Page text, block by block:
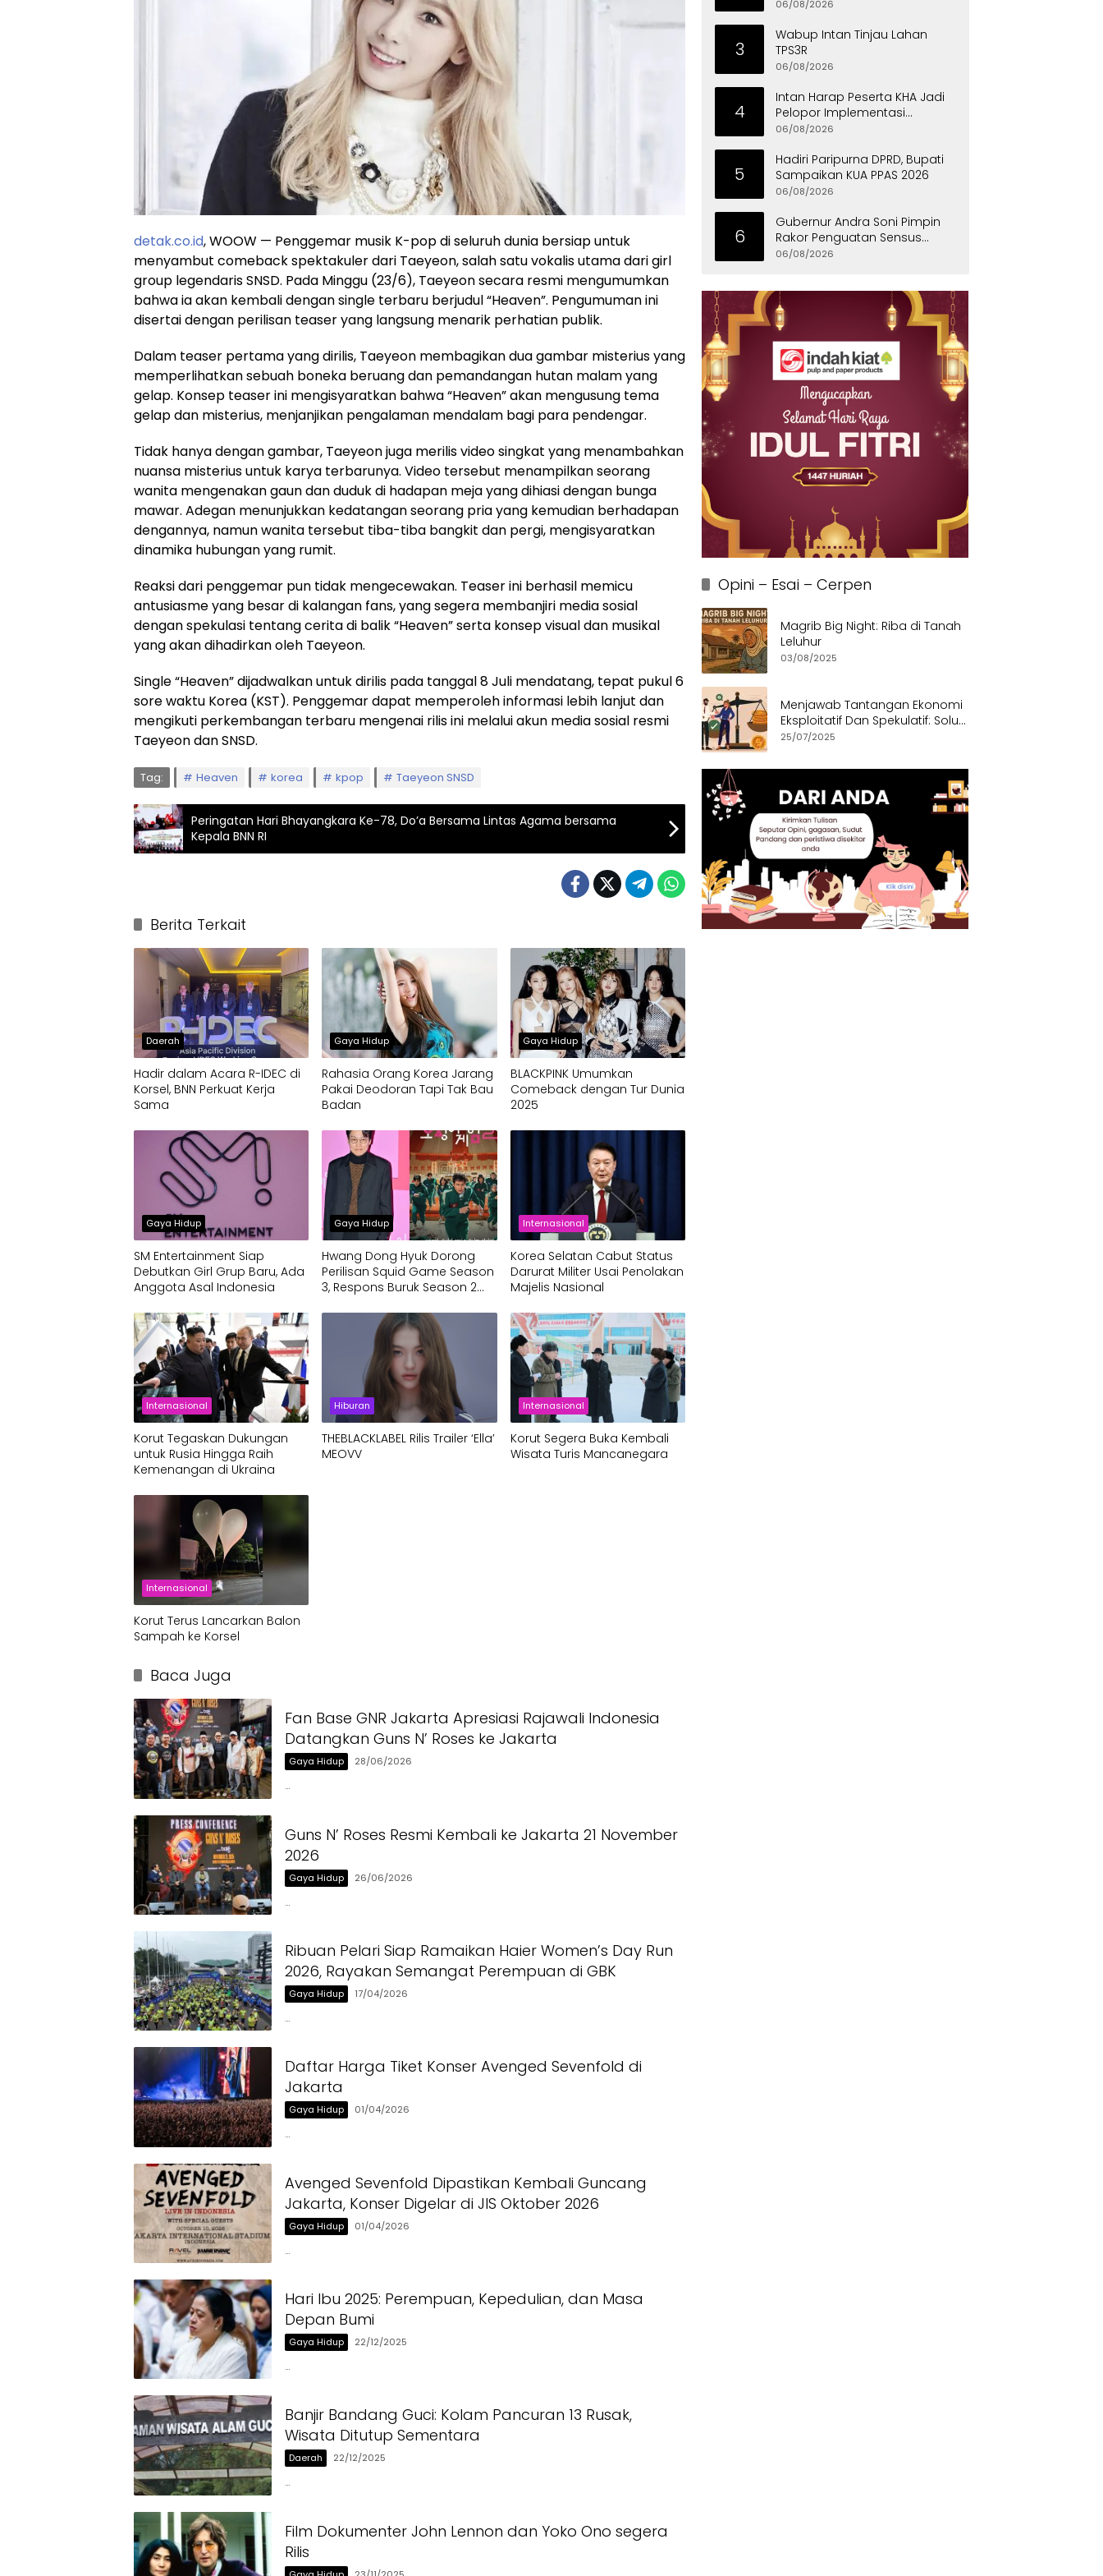
detak.co.id, WOOW — Penggemar musik K-pop di seluruh dunia bersiap untuk
menyambut comeback spektakuler dari Taeyeon, salah satu vokalis utama dari girl
group legendaris SNSD. Pada Minggu (23/6), Taeyeon secara resmi mengumumkan
bahwa ia akan kembali dengan single terbaru berjudul “Heaven”. Pengumuman ini
disertai dengan perilisan teaser yang langsung menarik perhatian publik.
Dalam teaser pertama yang dirilis, Taeyeon membagikan dua gambar misterius yang
memperlihatkan sebuah boneka beruang dan pemandangan hutan malam yang
gelap. Konsep teaser ini mengisyaratkan bahwa “Heaven” akan mengusung tema
gelap dan misterius, menjanjikan pengalaman mendalam bagi para pendengar.
Tidak hanya dengan gambar, Taeyeon juga merilis video singkat yang menambahkan
nuansa misterius untuk karya terbarunya. Video tersebut menampilkan seorang
wanita mengenakan gaun dan duduk di hadapan meja yang dihiasi dengan bunga
mawar. Adegan menunjukkan kedatangan seorang pria yang kemudian berhadapan
dengannya, namun wanita tersebut tiba-tiba bangkit dan pergi, mengisyaratkan
dinamika hubungan yang rumit.
Reaksi dari penggemar pun tidak mengecewakan. Teaser ini berhasil memicu
antusiasme yang besar di kalangan fans, yang segera membanjiri media sosial
dengan spekulasi tentang cerita di balik “Heaven” serta konsep visual dan musikal
yang akan dihadirkan oleh Taeyeon.
Single “Heaven” dijadwalkan untuk dirilis pada tanggal 8 Juli mendatang, tepat pukul 6
sore waktu Korea (KST). Penggemar dapat memperoleh informasi lebih lanjut dan
mengikuti perkembangan terbaru mengenai rilis ini melalui akun media sosial resmi
Taeyeon dan SNSD.
Tag: Heaven korea kpop Taeyeon SNSD
Peringatan Hari Bhayangkara Ke-78, Do’a Bersama Lintas Agama bersama
Kepala BNN RI
Berita Terkait
Daerah
Hadir dalam Acara R-IDEC di
Korsel, BNN Perkuat Kerja
Sama
Gaya Hidup
Rahasia Orang Korea Jarang
Pakai Deodoran Tapi Tak Bau
Badan
Gaya Hidup
BLACKPINK Umumkan
Comeback dengan Tur Dunia
2025
Gaya Hidup
SM Entertainment Siap
Debutkan Girl Grup Baru, Ada
Anggota Asal Indonesia
Gaya Hidup
Hwang Dong Hyuk Dorong
Perilisan Squid Game Season
3, Respons Buruk Season 2
Internasional
Korea Selatan Cabut Status
Darurat Militer Usai Penolakan
Majelis Nasional
Internasional
Korut Tegaskan Dukungan
untuk Rusia Hingga Raih
Kemenangan di Ukraina
Hiburan
THEBLACKLABEL Rilis Trailer ‘Ella’
MEOVV
Internasional
Korut Segera Buka Kembali
Wisata Turis Mancanegara
Internasional
Korut Terus Lancarkan Balon
Sampah ke Korsel
Baca Juga
Fan Base GNR Jakarta Apresiasi Rajawali Indonesia
Datangkan Guns N’ Roses ke Jakarta
Gaya Hidup 28/06/2026
…
Guns N’ Roses Resmi Kembali ke Jakarta 21 November
2026
Gaya Hidup 26/06/2026
…
Ribuan Pelari Siap Ramaikan Haier Women’s Day Run
2026, Rayakan Semangat Perempuan di GBK
Gaya Hidup 17/04/2026
…
Daftar Harga Tiket Konser Avenged Sevenfold di
Jakarta
Gaya Hidup 01/04/2026
…
Avenged Sevenfold Dipastikan Kembali Guncang
Jakarta, Konser Digelar di JIS Oktober 2026
Gaya Hidup 01/04/2026
…
Hari Ibu 2025: Perempuan, Kepedulian, dan Masa
Depan Bumi
Gaya Hidup 22/12/2025
…
Banjir Bandang Guci: Kolam Pancuran 13 Rusak,
Wisata Ditutup Sementara
Daerah 22/12/2025
…
Film Dokumenter John Lennon dan Yoko Ono segera
Rilis
06/08/2026
3
Wabup Intan Tinjau Lahan
TPS3R
06/08/2026
4
Intan Harap Peserta KHA Jadi
Pelopor Implementasi
Permainan Tradisional
06/08/2026
5
Hadiri Paripurna DPRD, Bupati
Sampaikan KUA PPAS 2026
06/08/2026
6
Gubernur Andra Soni Pimpin
Rakor Penguatan Sensus
Ekonomi 2026 Provinsi Banten
06/08/2026
Opini – Esai – Cerpen
Magrib Big Night: Riba di Tanah
Leluhur
03/08/2025
Menjawab Tantangan Ekonomi
Eksploitatif Dan Spekulatif: Solusi
Etis dan Berkeadilan
25/07/2025